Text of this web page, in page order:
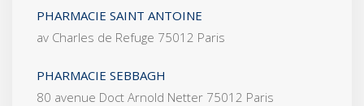
PHARMACIE SAINT ANTOINE
av Charles de Refuge 75012 Paris
PHARMACIE SEBBAGH
80 avenue Doct Arnold Netter 75012 Paris